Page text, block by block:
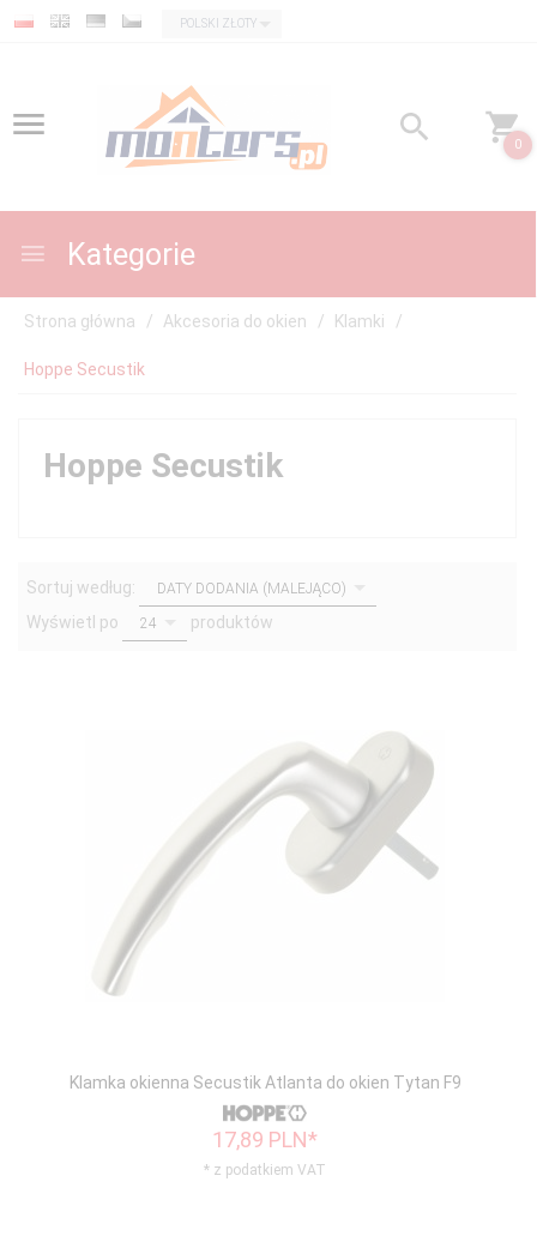
currency_h
POLSKI ZŁOTY
0
Kategorie
Strona główna Akcesoria do okien Klamki
Hoppe Secustik
Hoppe Secustik
Sortuj według: sortDATY DODANIA (MALEJĄCO)
Wyświetl po pop24 produktów
Klamka okienna Secustik Atlanta do okien Tytan F9
17,89 PLN*
* z podatkiem VAT